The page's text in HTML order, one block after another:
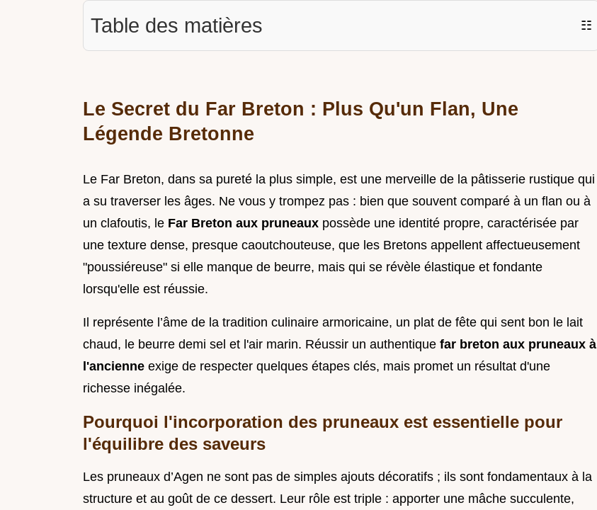
Table des matières ☷
Le Secret du Far Breton : Plus Qu'un Flan, Une
Légende Bretonne
Le Far Breton, dans sa pureté la plus simple, est une merveille de la pâtisserie rustique qui
a su traverser les âges. Ne vous y trompez pas : bien que souvent comparé à un flan ou à
un clafoutis, le Far Breton aux pruneaux possède une identité propre, caractérisée par
une texture dense, presque caoutchouteuse, que les Bretons appellent affectueusement
"poussiéreuse" si elle manque de beurre, mais qui se révèle élastique et fondante
lorsqu'elle est réussie.
Il représente l’âme de la tradition culinaire armoricaine, un plat de fête qui sent bon le lait
chaud, le beurre demi sel et l'air marin. Réussir un authentique far breton aux pruneaux à
l'ancienne exige de respecter quelques étapes clés, mais promet un résultat d'une
richesse inégalée.
Pourquoi l'incorporation des pruneaux est essentielle pour
l'équilibre des saveurs
Les pruneaux d’Agen ne sont pas de simples ajouts décoratifs ; ils sont fondamentaux à la
structure et au goût de ce dessert. Leur rôle est triple : apporter une mâche succulente,